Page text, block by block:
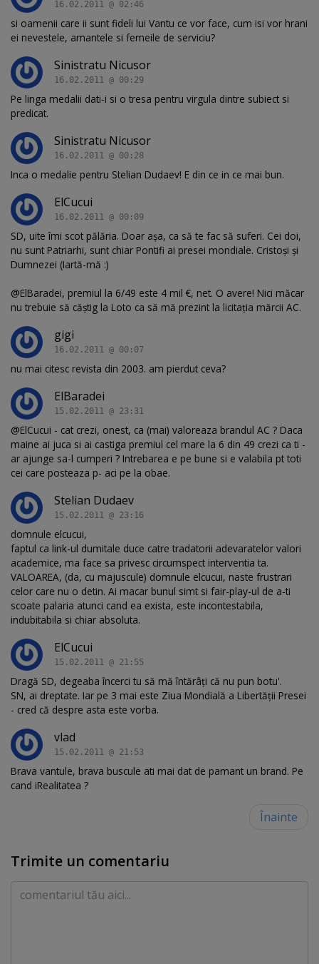
16.02.2011 @ 02:46
si oamenii care ii sunt fideli lui Vantu ce vor face, cum isi vor hrani
ei nevestele, amantele si femeile de serviciu?
Sinistratu Nicusor
16.02.2011 @ 00:29
Pe linga medalii dati-i si o tresa pentru virgula dintre subiect si
predicat.
Sinistratu Nicusor
16.02.2011 @ 00:28
Inca o medalie pentru Stelian Dudaev! E din ce in ce mai bun.
ElCucui
16.02.2011 @ 00:09
SD, uite îmi scot pălăria. Doar așa, ca să te fac să suferi. Cei doi,
nu sunt Patriarhi, sunt chiar Pontifi ai presei mondiale. Cristoși și
Dumnezei (Iartă-mă :)
@ElBaradei, premiul la 6/49 este 4 mil €, net. O avere! Nici măcar
nu trebuie să căștig la Loto ca să mă prezint la licitația mărcii AC.
gigi
16.02.2011 @ 00:07
nu mai citesc revista din 2003. am pierdut ceva?
ElBaradei
15.02.2011 @ 23:31
@ElCucui - cat crezi, onest, ca (mai) valoreaza brandul AC ? Daca
maine ai juca si ai castiga premiul cel mare la 6 din 49 crezi ca ti -
ar ajunge sa-l cumperi ? Intrebarea e pe bune si e valabila pt toti
cei care posteaza p- aci pe la obae.
Stelian Dudaev
15.02.2011 @ 23:16
domnule elcucui,
faptul ca link-ul dumitale duce catre tradatorii adevaratelor valori
academice, ma face sa privesc circumspect interventia ta.
VALOAREA, (da, cu majuscule) domnule elcucui, naste frustrari
celor care nu o detin. Ai macar bunul simt si fair-play-ul de a-ti
scoate palaria atunci cand ea exista, este incontestabila,
indubitabila si chiar absoluta.
ElCucui
15.02.2011 @ 21:55
Dragă SD, degeaba încerci tu să mă întărâți că nu pun botu'.
SN, ai dreptate. Iar pe 3 mai este Ziua Mondială a Libertății Presei
- cred că despre asta este vorba.
vlad
15.02.2011 @ 21:53
Brava vantule, brava buscule ati mai dat de pamant un brand. Pe
cand iRealitatea ?
Înainte
Trimite un comentariu
Comentariu